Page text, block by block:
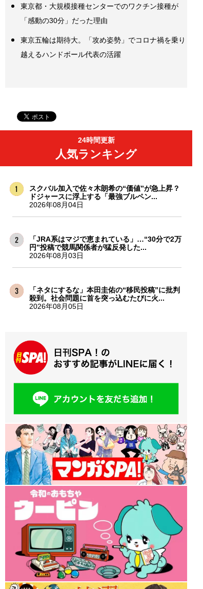
東京都・大規模接種センターでのワクチン接種が
「感動の30分」だった理由
東京五輪は期待大。「攻め姿勢」でコロナ禍を乗り
越えるハンドボール代表の活躍
24時間更新
人気ランキング
スクバル加入で佐々木朗希の“価値”が急上昇？
ドジャースに浮上する「最強ブルペン...
2026年08月04日
「JRA系はマジで恵まれている」…“30分で2万
円”投稿で競馬関係者が猛反発した...
2026年08月03日
「ネタにするな」本田圭佑の“移民投稿”に批判
殺到。社会問題に首を突っ込むたびに火...
2026年08月05日